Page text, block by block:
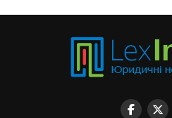
однаковими для різних
на єдності технічної бази,
кіберзлочинці.
На сьогодні характерними